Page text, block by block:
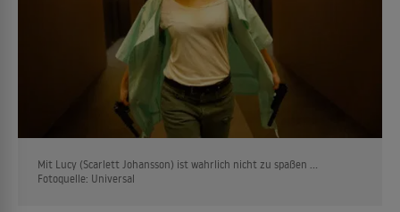
Mit Lucy (Scarlett Johansson) ist wahrlich nicht zu spaßen ...
Fotoquelle: Universal